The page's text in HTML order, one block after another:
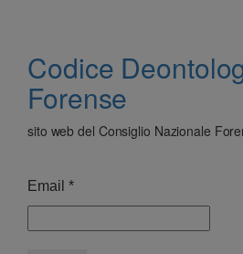
Codice
Forense
sito web del Consiglio Nazionale
Email *